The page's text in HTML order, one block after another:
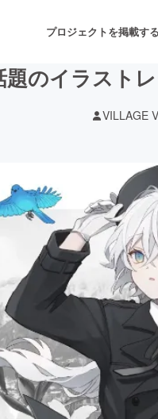
プロジェクトを掲載す
音楽
ゲーム・サービス開発
書籍・雑誌出版
チャレンジ
のイラスト
VILLAGE